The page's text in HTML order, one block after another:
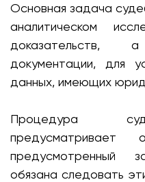
Основная задача
аналитическом
доказательств,
документации, для
данных, имеющих
Процедура
предусматривает
предусмотренный
обязана следовать